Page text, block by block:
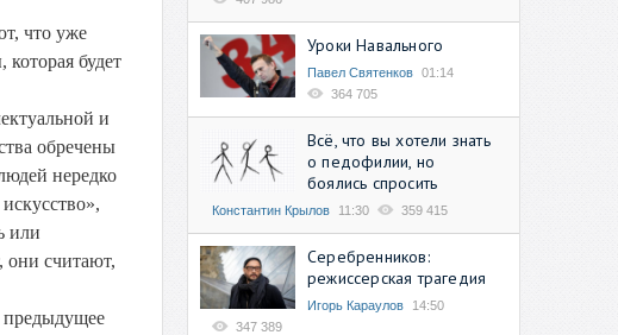
что уже
будет
и
обречены
нередко
или
они считают,
предыдущее
Уроки Навального
Павел Святенков 01:14
364 705
Всё, что вы хотели знать
о педофилии, но
боялись спросить
Константин Крылов 11:30 359 415
Серебренников:
режиссерская трагедия
Игорь Караулов
14:50
347 389